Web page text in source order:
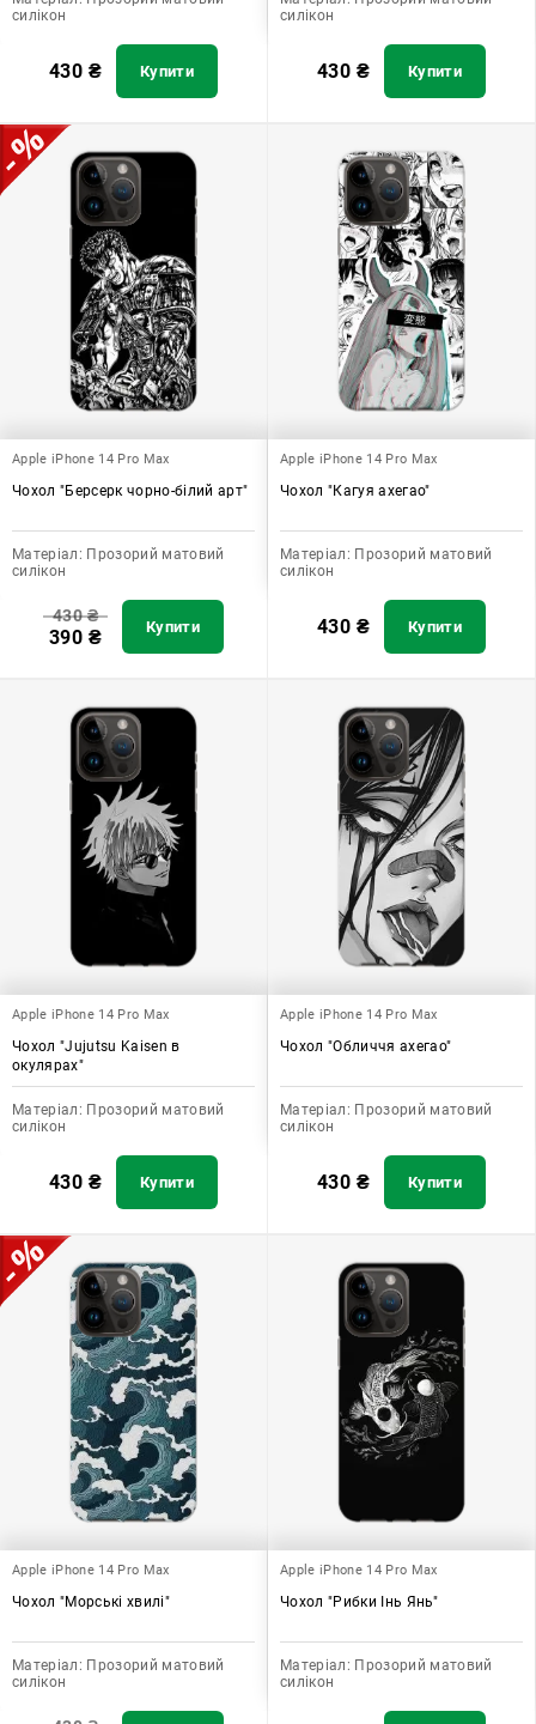
силікон
430 ₴ Купити
силікон
430 ₴ Купити
Apple iPhone 14 Pro Max
Чохол "Берсерк чорно-білий арт"
Матеріал: Прозорий матовий
силікон
430₴
390 ₴ Купити
Apple iPhone 14 Pro Max
Чохол "Кагуя ахегао"
Матеріал: Прозорий матовий
силікон
430 ₴ Купити
Apple iPhone 14 Pro Max
Чохол "Jujutsu Kaisen в
окулярах"
Матеріал: Прозорий матовий
силікон
430 ₴ Купити
Apple iPhone 14 Pro Max
Чохол "Обличчя ахегао"
Матеріал: Прозорий матовий
силікон
430 ₴ Купити
Apple iPhone 14 Pro Max
Чохол "Морські хвилі"
Матеріал: Прозорий матовий
силікон
Apple iPhone 14 Pro Max
Чохол "Рибки Інь Янь"
Матеріал: Прозорий матовий
силікон